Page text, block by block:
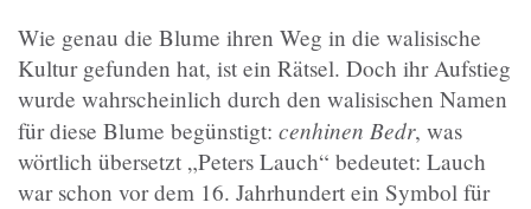
Wie genau die Blume ihren Weg in die walisische
Kultur gefunden hat, ist ein Rätsel. Doch ihr Aufstieg
wurde wahrscheinlich durch den walisischen Namen
für diese Blume begünstigt: cenhinen Bedr, was
wörtlich übersetzt „Peters Lauch“ bedeutet: Lauch
war schon vor dem 16. Jahrhundert ein Symbol für